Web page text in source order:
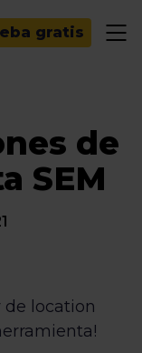
gratis
de
SEM
de location